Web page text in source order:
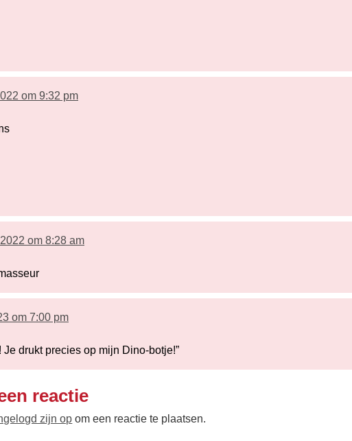
om 9:32 pm
om 8:28 am
om 7:00 pm
drukt precies op mijn Dino-botje!”
reactie
zijn op om een reactie te plaatsen.